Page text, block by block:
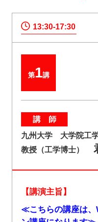
13:30-17:30
第1講
講 師
九州大学 大学院工
教授（工学博士）
【講演主旨】
≪こちらの講座は、